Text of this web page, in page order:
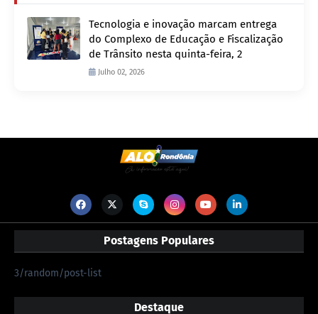
Tecnologia e inovação marcam entrega
do Complexo de Educação e Fiscalização
de Trânsito nesta quinta-feira, 2
Julho 02, 2026
Postagens Populares
3/random/post-list
Destaque